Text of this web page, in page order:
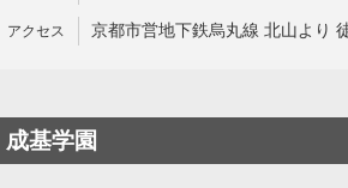
京都市営地下鉄烏丸線 北山より
成基学園